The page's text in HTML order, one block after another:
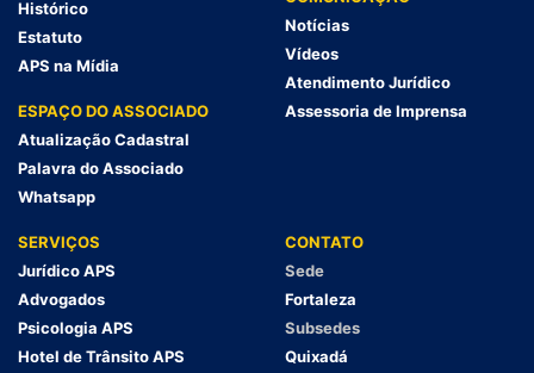
Histórico
Estatuto
APS na Mídia
ESPAÇO DO ASSOCIADO
Atualização Cadastral
Palavra do Associado
Whatsapp
Notícias
Vídeos
Atendimento Jurídico
Assessoria de Imprensa
SERVIÇOS
Jurídico APS
Advogados
Psicologia APS
Hotel de Trânsito APS
CONTATO
Sede
Fortaleza
Subsedes
Quixadá